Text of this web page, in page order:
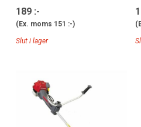
189 :-
(Ex. moms 151 :-)
Slut i lager